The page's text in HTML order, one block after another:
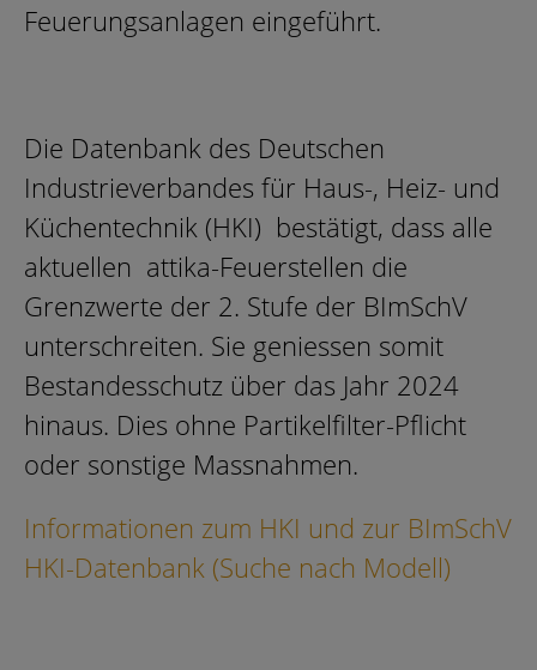
Feuerungsanlagen eingeführt.
Die Datenbank des Deutschen
Industrieverbandes für Haus-, Heiz- und
Küchentechnik (HKI) bestätigt, dass alle
aktuellen attika-Feuerstellen die
Grenzwerte der 2. Stufe der BImSchV
unterschreiten. Sie geniessen somit
Bestandesschutz über das Jahr 2024
hinaus. Dies ohne Partikelfilter-Pflicht
oder sonstige Massnahmen.
Informationen zum HKI und zur BImSchV
HKI-Datenbank (Suche nach Modell)